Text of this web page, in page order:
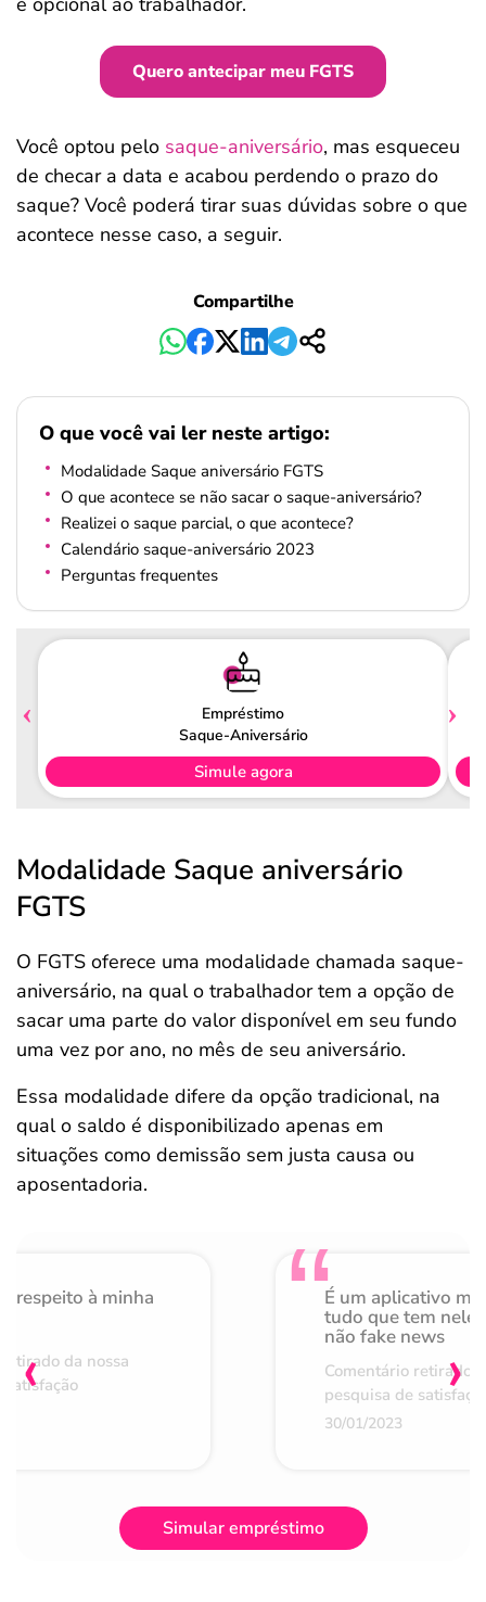
Quero antecipar meu FGTS
Você optou pelo saque-aniversário, mas esqueceu
de checar a data e acabou perdendo o prazo do
saque? Você poderá tirar suas dúvidas sobre o que
acontece nesse caso, a seguir.
Compartilhe
O que você vai ler neste artigo:
Modalidade Saque aniversário FGTS
O que acontece se não sacar o saque-aniversário?
Realizei o saque parcial, o que acontece?
Calendário saque-aniversário 2023
Perguntas frequentes
Empréstimo
Saque-Aniversário
Simule agora
Modalidade Saque aniversário
FGTS
O FGTS oferece uma modalidade chamada saque-
aniversário, na qual o trabalhador tem a opção de
sacar uma parte do valor disponível em seu fundo
uma vez por ano, no mês de seu aniversário.
Essa modalidade difere da opção tradicional, na
qual o saldo é disponibilizado apenas em
situações como demissão sem justa causa ou
aposentadoria.
respeito à minha
da nossa
É um aplicativo
tudo que tem nele
não fake news
Comentário retirado
pesquisa de
30/01/2023
‹ ›
Simular empréstimo